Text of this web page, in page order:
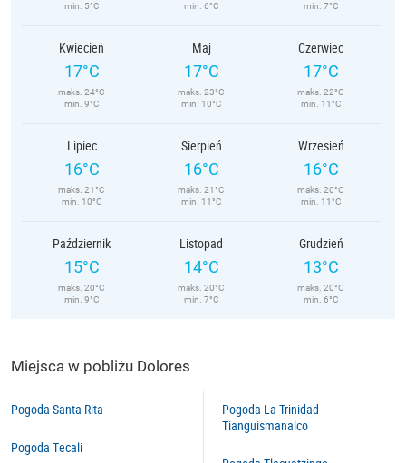
min. 5°C
min. 6°C
min. 7°C
Kwiecień
17°C
maks. 24°C
min. 9°C
Maj
17°C
maks. 23°C
min. 10°C
Czerwiec
17°C
maks. 22°C
min. 11°C
Lipiec
16°C
maks. 21°C
min. 10°C
Sierpień
16°C
maks. 21°C
min. 11°C
Wrzesień
16°C
maks. 20°C
min. 11°C
Październik
15°C
maks. 20°C
min. 9°C
Listopad
14°C
maks. 20°C
min. 7°C
Grudzień
13°C
maks. 20°C
min. 6°C
Miejsca w pobliżu Dolores
Pogoda Santa Rita
Pogoda Tecali
Pogoda La Trinidad
Tianguismanalco